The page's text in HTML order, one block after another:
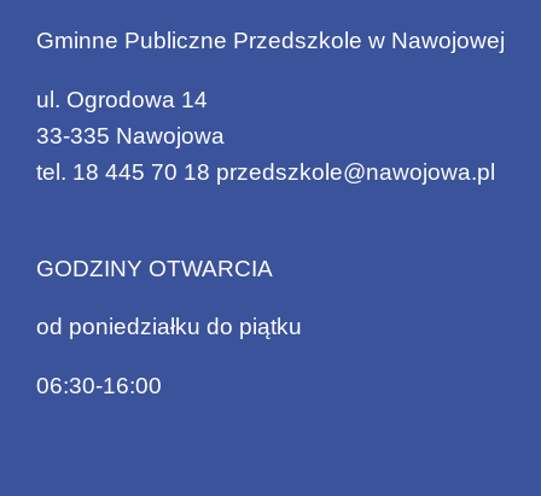
Gminne Publiczne Przedszkole w Nawojowej
ul. Ogrodowa 14
33-335 Nawojowa
tel. 18 445 70 18 przedszkole@nawojowa.pl
GODZINY OTWARCIA
od poniedziałku do piątku
06:30-16:00